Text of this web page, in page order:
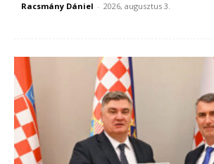
Racsmány Dániel - 2026, augusztus 3.